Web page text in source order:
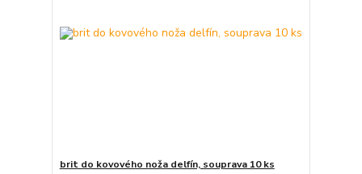
brit do kovového noža delfín, souprava 10 ks